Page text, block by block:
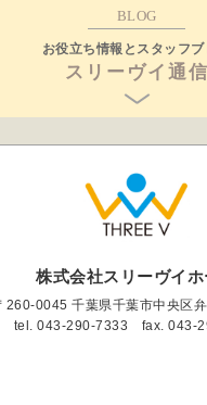
BLOG
お役立ち情報とスタッフ
スリーヴイ通信
株式会社スリーヴイホ
260-0045 千葉県千葉市中央区
tel.043-290-7333 fax. 043-